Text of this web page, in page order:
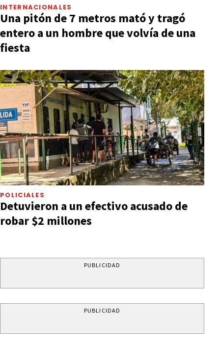
INTERNACIONALES
Una pitón de 7 metros mató y tragó
entero a un hombre que volvía de una
fiesta
POLICIALES
Detuvieron a un efectivo acusado de
robar $2 millones
PUBLICIDAD
PUBLICIDAD